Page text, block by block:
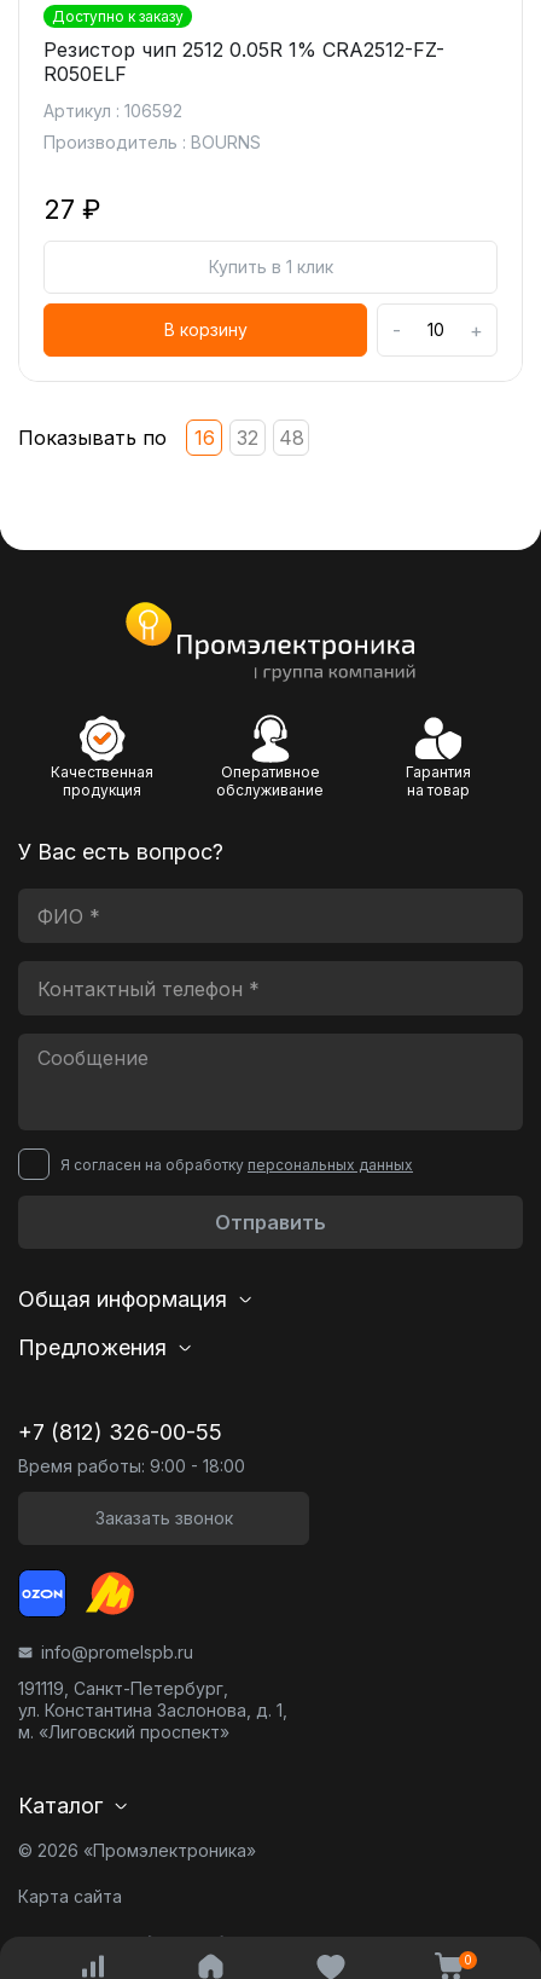
0
Доступно к заказу
Резистор чип 2512 0.05R 1% CRA2512-FZ-
R050ELF
Артикул : 106592
Производитель : BOURNS
27 ₽
Купить в 1 клик
В корзину - +
Показывать по 16 32 48
Качественная
продукция
Оперативное
обслуживание
Гарантия
на товар
У Вас есть вопрос?
Я согласен на обработку персональных данных
Отправить
Общая информация
Предложения
+7 (812) 326-00-55
Время работы: 9:00 - 18:00
Заказать звонок
info@promelspb.ru
191119, Санкт-Петербург,
ул. Константина Заслонова, д. 1,
м. «Лиговский проспект»
Каталог
© 2026 «Промэлектроника»
Карта сайта